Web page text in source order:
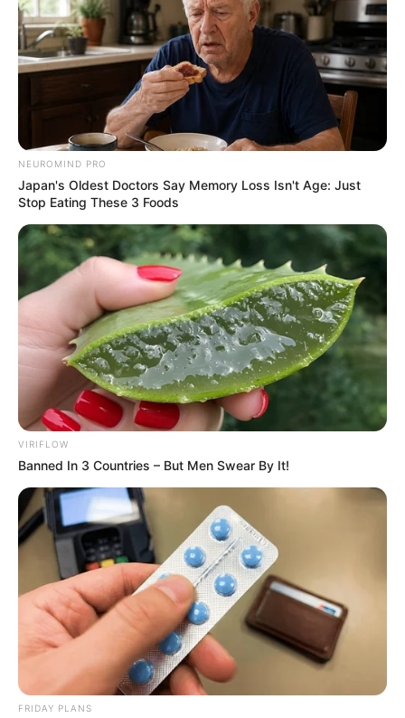
NEUROMIND PRO
Japan's Oldest Doctors Say Memory Loss Isn't Age: Just
Stop Eating These 3 Foods
VIRIFLOW
Banned In 3 Countries – But Men Swear By It!
FRIDAY PLANS